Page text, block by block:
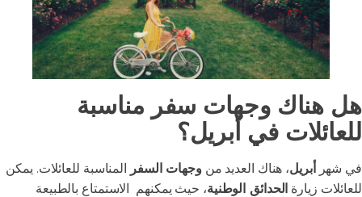
هل هناك وجهات سفر مناسبة
للعائلات في أبريل؟
في شهر أبريل، هناك العديد منوجهات السفر المناسبة للعائلات. يمكن
للعائلات زيارة الحدائق الوطنية، حيث يمكنهم الاستمتاع بالطبيعة